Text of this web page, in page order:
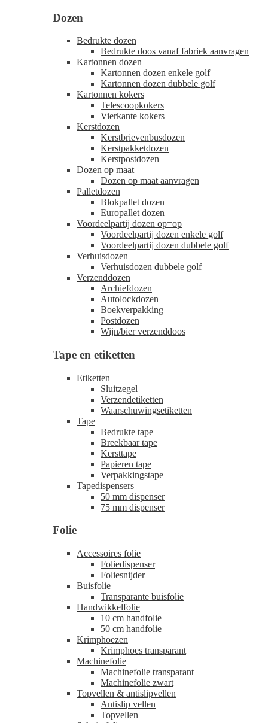
Dozen
Bedrukte dozen
Bedrukte doos vanaf fabriek aanvragen
Kartonnen dozen
Kartonnen dozen enkele golf
Kartonnen dozen dubbele golf
Kartonnen kokers
Telescoopkokers
Vierkante kokers
Kerstdozen
Kerstbrievenbusdozen
Kerstpakketdozen
Kerstpostdozen
Dozen op maat
Dozen op maat aanvragen
Palletdozen
Blokpallet dozen
Europallet dozen
Voordeelpartij dozen op=op
Voordeelpartij dozen enkele golf
Voordeelpartij dozen dubbele golf
Verhuisdozen
Verhuisdozen dubbele golf
Verzenddozen
Archiefdozen
Autolockdozen
Boekverpakking
Postdozen
Wijn/bier verzenddoos
Tape en etiketten
Etiketten
Sluitzegel
Verzendetiketten
Waarschuwingsetiketten
Tape
Bedrukte tape
Breekbaar tape
Kersttape
Papieren tape
Verpakkingstape
Tapedispensers
50 mm dispenser
75 mm dispenser
Folie
Accessoires folie
Foliedispenser
Foliesnijder
Buisfolie
Transparante buisfolie
Handwikkelfolie
10 cm handfolie
50 cm handfolie
Krimphoezen
Krimphoes transparant
Machinefolie
Machinefolie transparant
Machinefolie zwart
Topvellen & antislipvellen
Antislip vellen
Topvellen